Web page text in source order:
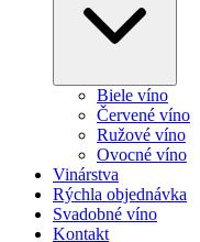
Biele víno
Červené víno
Ružové víno
Ovocné víno
Vinárstva
Rýchla objednávka
Svadobné víno
Kontakt